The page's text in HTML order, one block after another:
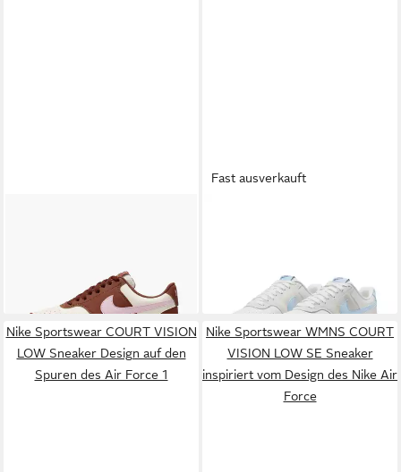
des Nike Air Force
Fast ausverkauft
Air Force 1
Nike Sportswear COURT VISION
LOW Sneaker Design auf den
Spuren des Air Force 1
Nike Sportswear WMNS COURT
VISION LOW SE Sneaker
inspiriert vom Design des Nike Air
Force